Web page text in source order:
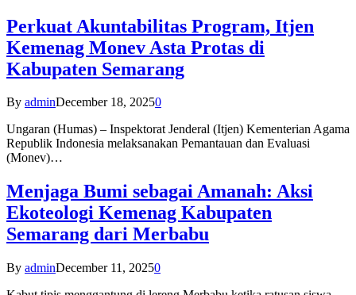
Perkuat Akuntabilitas Program, Itjen
Kemenag Monev Asta Protas di
Kabupaten Semarang
By adminDecember 18, 20250
Ungaran (Humas) – Inspektorat Jenderal (Itjen) Kementerian Agama
Republik Indonesia melaksanakan Pemantauan dan Evaluasi
(Monev)…
Menjaga Bumi sebagai Amanah: Aksi
Ekoteologi Kemenag Kabupaten
Semarang dari Merbabu
By adminDecember 11, 20250